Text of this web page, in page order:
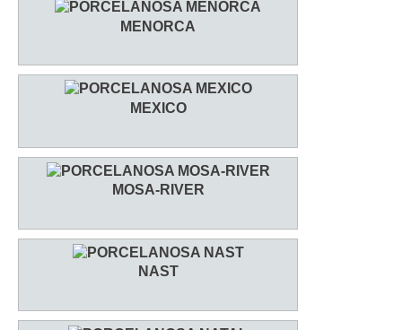
MENORCA
MEXICO
MOSA-RIVER
NAST